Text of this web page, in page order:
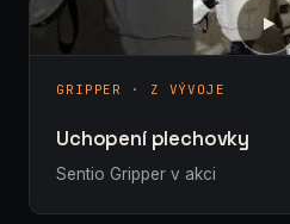
GRIPPER · Z VÝVOJE
Uchopení plechovky
Sentio Gripper v akci